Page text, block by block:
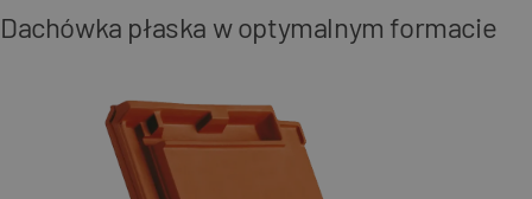
Dachówka płaska w optymalnym formacie